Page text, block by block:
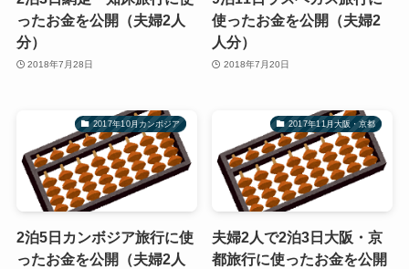
ったお金を公開（夫婦2人
分）
2018年7月28日
使ったお金を公開（夫婦2
人分）
2018年7月20日
2017年10月カンボジア
2泊5日カンボジア旅行に使
ったお金を公開（夫婦2人
2017年11月大阪・京都
夫婦2人で2泊3日大阪・京
都旅行に使ったお金を公開